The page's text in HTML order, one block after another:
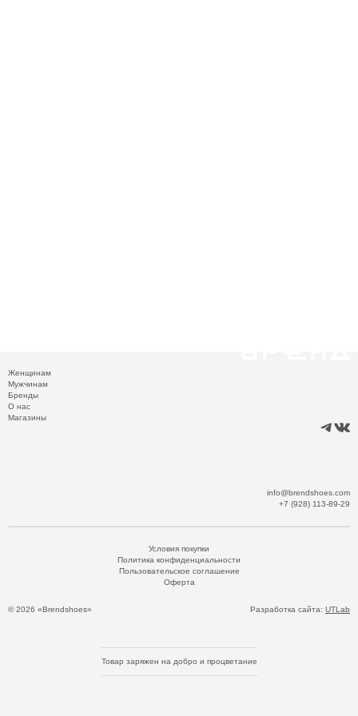
Женщинам
Мужчинам
Бренды
О нас
Магазины
info@brendshoes.com
+7 (928) 113-89-29
© 2026 «Brendshoes»
Условия покупки
Политика конфиденциальности
Пользовательское соглашение
Оферта
Разработка сайта: UTLab
Товар заряжен на добро и процветание